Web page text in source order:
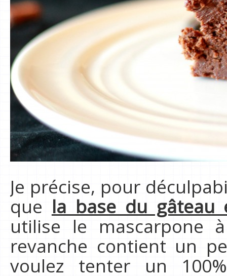
Je précise, pour
que la base du gâteau
utilise le mascarpone
revanche contient un
voulez tenter un